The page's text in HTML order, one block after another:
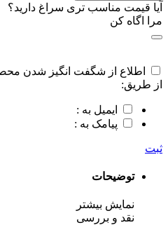
آیا قیمت مناسب تری سراغ دارید؟
مرا اگاه کن
اطلاع از شگفت انگیز شدن
از طریق:
ایمیل به :
پیامک به :
ثبت
توضیحات
نمایش بیشتر
نقد و بررسی